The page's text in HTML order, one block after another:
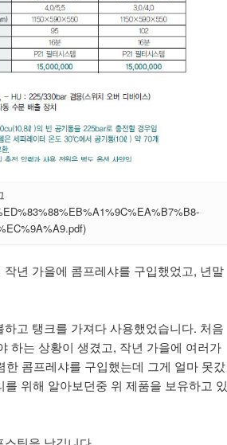
년 가을에 콤프레샤를 구입했었고, 년말
고 탱크를 가져다 사용했었습니다. 처음
하는 상황이 생겼고, 작년 가을에 여러가
콤프레샤를 구입했는데 그게 얼마 못갔
위해 알아보던중 위 제품을 보유하고 있